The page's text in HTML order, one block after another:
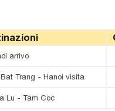
arrivo
Trang - Hanoi visita
Lu - Tam Coc